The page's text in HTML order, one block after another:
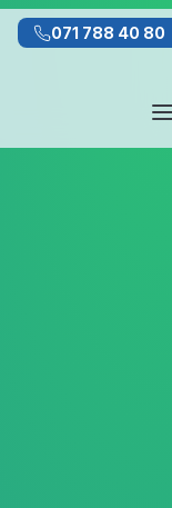
071 788 40 80